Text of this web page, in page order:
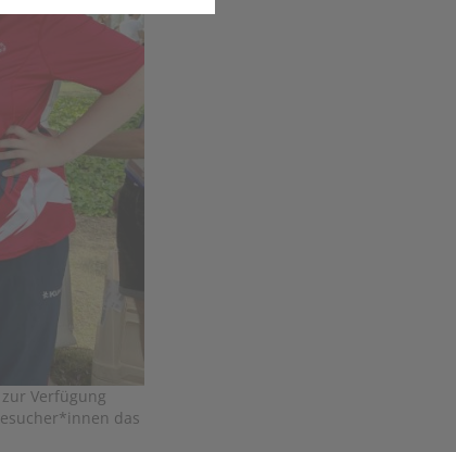
und Angebote
oder den Effekt
einem erneuten
So können wir Ihnen
Verfügung
das